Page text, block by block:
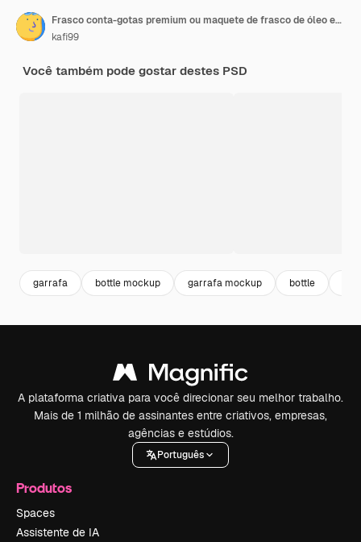
Frasco conta-gotas premium ou maquete de frasco de óleo essencial
kafi99
Você também pode gostar destes PSD
garrafa bottle mockup garrafa mockup bottle
A plataforma criativa para você direcionar seu melhor trabalho.
Mais de 1 milhão de assinantes entre criativos, empresas,
agências e estúdios.
Português
Produtos
Spaces
Assistente de IA